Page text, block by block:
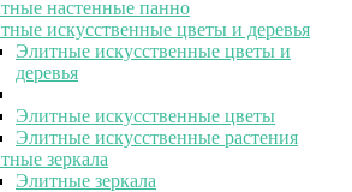
настенные панно
искусственные цветы и деревья
Элитные искусственные цветы и
деревья
Элитные искусственные цветы
Элитные искусственные растения
зеркала
Элитные зеркала